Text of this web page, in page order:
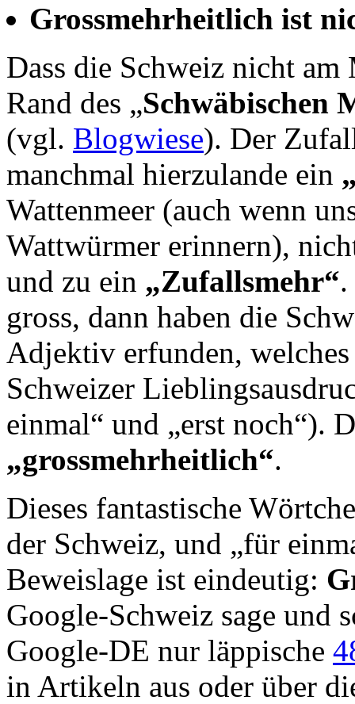
Grossmehrheitlich ist
Dass die Schweiz nicht am
Rand des „Schwäbischen
(vgl. Blogwiese). Der
manchmal hierzulande ein
Wattenmeer (auch wenn
Wattwürmer erinnern),
und zu ein „Zufallsmehr“
gross, dann haben die
Adjektiv erfunden,
Schweizer
einmal“ und „erst noch“).
„grossmehrheitlich“.
Dieses fantastische
der Schweiz, und „für
Beweislage ist eindeutig:
Google-Schweiz sage und
Google-DE nur läppische
in Artikeln aus oder über